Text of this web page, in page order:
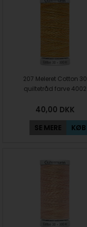
207 Meleret Cotton 30
quiltetråd farve 4002
40,00 DKK
SE MERE KØB